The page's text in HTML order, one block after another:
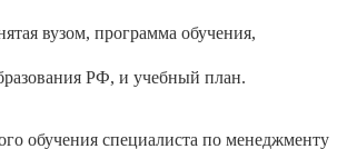
вузом, программа обучения,
РФ, и учебный план.
обучения специалиста по менеджменту